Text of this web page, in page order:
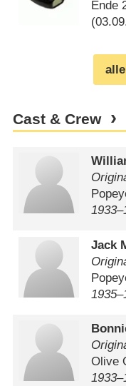
Ende
(
Cast & Crew
Jack
Olive